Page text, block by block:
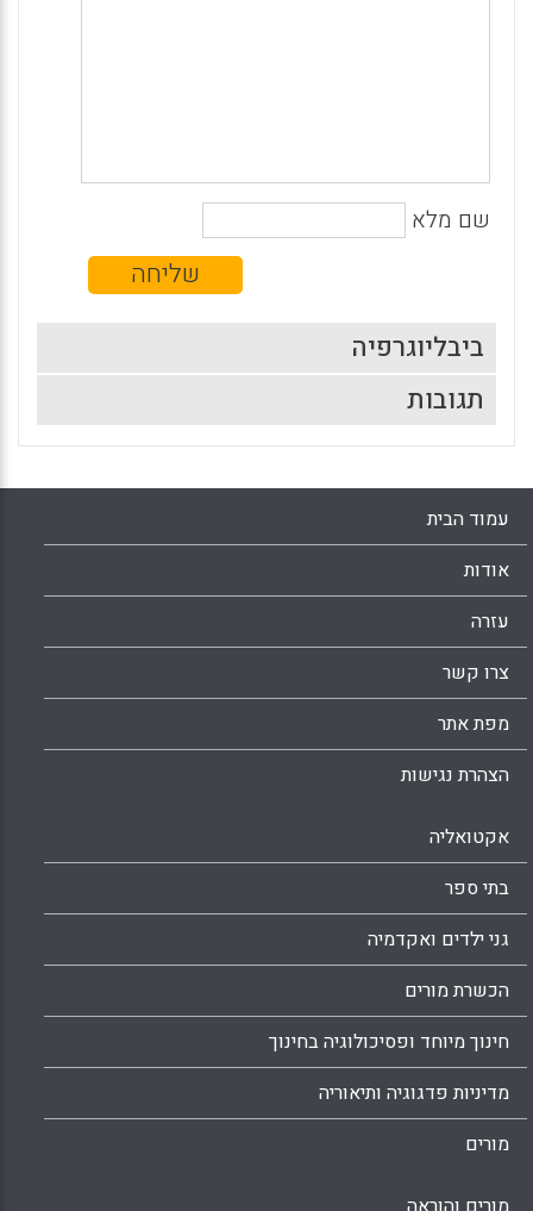
שם מלא
ביבליוגרפיה
תגובות
עמוד הבית
אודות
עזרה
צרו קשר
מפת אתר
הצהרת נגישות
אקטואליה
בתי ספר
גני ילדים ואקדמיה
הכשרת מורים
חינוך מיוחד ופסיכולוגיה בחינוך
מדיניות פדגוגיה ותיאוריה
מורים